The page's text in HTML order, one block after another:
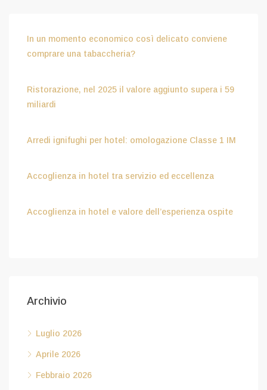
In un momento economico così delicato conviene
comprare una tabaccheria?
Ristorazione, nel 2025 il valore aggiunto supera i 59
miliardi
Arredi ignifughi per hotel: omologazione Classe 1 IM
Accoglienza in hotel tra servizio ed eccellenza
Accoglienza in hotel e valore dell’esperienza ospite
Archivio
Luglio 2026
Aprile 2026
Febbraio 2026